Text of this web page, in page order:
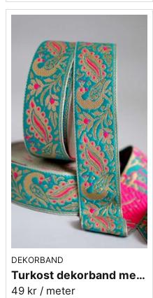
DEKORBAND
Turkost dekorband med påfåglar - 3cm
49 kr / meter